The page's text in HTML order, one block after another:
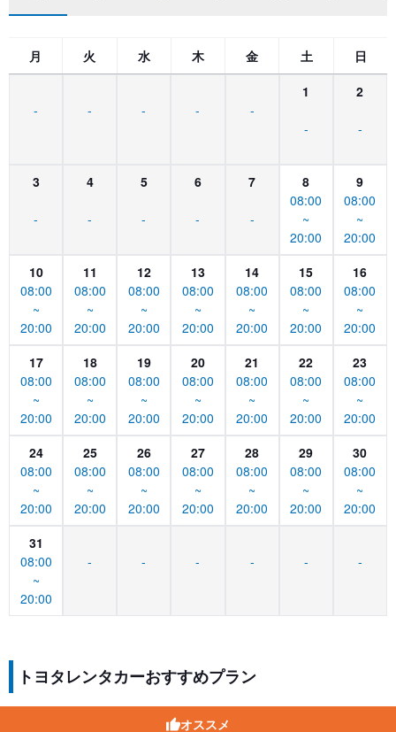
月 火 水 木 金 土 日
- - - - -
1
-
2
-
3
-
4
-
5
-
6
-
7
-
8
08:00
~
20:00
9
08:00
~
20:00
10
08:00
~
20:00
11
08:00
~
20:00
12
08:00
~
20:00
13
08:00
~
20:00
14
08:00
~
20:00
15
08:00
~
20:00
16
08:00
~
20:00
17
08:00
~
20:00
18
08:00
~
20:00
19
08:00
~
20:00
20
08:00
~
20:00
21
08:00
~
20:00
22
08:00
~
20:00
23
08:00
~
20:00
24
08:00
~
20:00
25
08:00
~
20:00
26
08:00
~
20:00
27
08:00
~
20:00
28
08:00
~
20:00
29
08:00
~
20:00
30
08:00
~
20:00
31
08:00
~
20:00
- - - - - -
トヨタレンタカーおすすめプラン
オススメ